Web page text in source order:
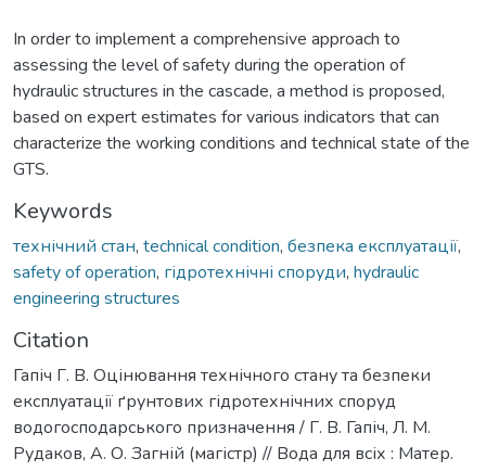
In order to implement a comprehensive approach to
assessing the level of safety during the operation of
hydraulic structures in the cascade, a method is proposed,
based on expert estimates for various indicators that can
characterize the working conditions and technical state of the
GTS.
Keywords
технічний стан, technical condition, безпека експлуатації,
safety of operation, гідротехнічні споруди, hydraulic
engineering structures
Citation
Гапіч Г. В. Оцінювання технічного стану та безпеки
експлуатації ґрунтових гідротехнічних споруд
водогосподарського призначення / Г. В. Гапіч, Л. М.
Рудаков, А. О. Загній (магістр) // Вода для всіх : Матер.